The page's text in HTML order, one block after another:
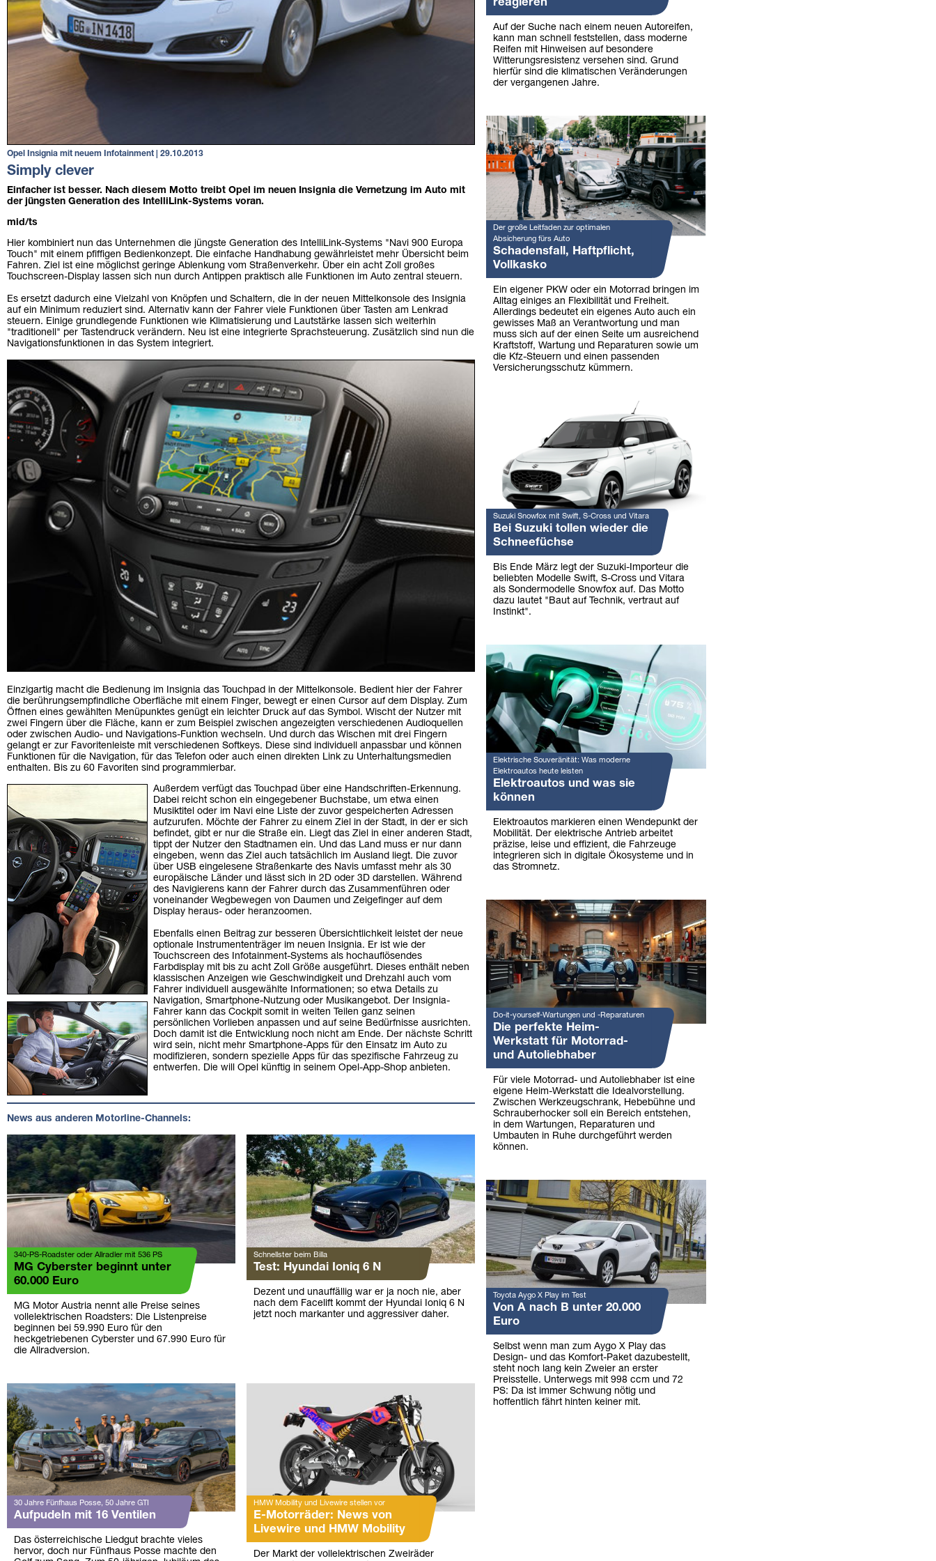
Opel Insignia mit neuem Infotainment | 29.10.2013
Simply clever
Einfacher ist besser. Nach diesem Motto treibt Opel im neuen Insignia die Vernetzung im Auto mit
der jüngsten Generation des IntelliLink-Systems voran.
mid/ts
Hier kombiniert nun das Unternehmen die jüngste Generation des IntelliLink-Systems "Navi 900 Europa
Touch" mit einem pfiffigen Bedienkonzept. Die einfache Handhabung gewährleistet mehr Übersicht beim
Fahren. Ziel ist eine möglichst geringe Ablenkung vom Straßenverkehr. Über ein acht Zoll großes
Touchscreen-Display lassen sich nun durch Antippen praktisch alle Funktionen im Auto zentral steuern.
Es ersetzt dadurch eine Vielzahl von Knöpfen und Schaltern, die in der neuen Mittelkonsole des Insignia
auf ein Minimum reduziert sind. Alternativ kann der Fahrer viele Funktionen über Tasten am Lenkrad
steuern. Einige grundlegende Funktionen wie Klimatisierung und Lautstärke lassen sich weiterhin
"traditionell" per Tastendruck verändern. Neu ist eine integrierte Sprachsteuerung. Zusätzlich sind nun die
Navigationsfunktionen in das System integriert.
Einzigartig macht die Bedienung im Insignia das Touchpad in der Mittelkonsole. Bedient hier der Fahrer
die berührungsempfindliche Oberfläche mit einem Finger, bewegt er einen Cursor auf dem Display. Zum
Öffnen eines gewählten Menüpunktes genügt ein leichter Druck auf das Symbol. Wischt der Nutzer mit
zwei Fingern über die Fläche, kann er zum Beispiel zwischen angezeigten verschiedenen Audioquellen
oder zwischen Audio- und Navigations-Funktion wechseln. Und durch das Wischen mit drei Fingern
gelangt er zur Favoritenleiste mit verschiedenen Softkeys. Diese sind individuell anpassbar und können
Funktionen für die Navigation, für das Telefon oder auch einen direkten Link zu Unterhaltungsmedien
enthalten. Bis zu 60 Favoriten sind programmierbar.
Außerdem verfügt das Touchpad über eine Handschriften-Erkennung.
Dabei reicht schon ein eingegebener Buchstabe, um etwa einen
Musiktitel oder im Navi eine Liste der zuvor gespeicherten Adressen
aufzurufen. Möchte der Fahrer zu einem Ziel in der Stadt, in der er sich
befindet, gibt er nur die Straße ein. Liegt das Ziel in einer anderen Stadt,
tippt der Nutzer den Stadtnamen ein. Und das Land muss er nur dann
eingeben, wenn das Ziel auch tatsächlich im Ausland liegt. Die zuvor
über USB eingelesene Straßenkarte des Navis umfasst mehr als 30
europäische Länder und lässt sich in 2D oder 3D darstellen. Während
des Navigierens kann der Fahrer durch das Zusammenführen oder
voneinander Wegbewegen von Daumen und Zeigefinger auf dem
Display heraus- oder heranzoomen.
Ebenfalls einen Beitrag zur besseren Übersichtlichkeit leistet der neue
optionale Instrumententräger im neuen Insignia. Er ist wie der
Touchscreen des Infotainment-Systems als hochauflösendes
Farbdisplay mit bis zu acht Zoll Größe ausgeführt. Dieses enthält neben
klassischen Anzeigen wie Geschwindigkeit und Drehzahl auch vom
Fahrer individuell ausgewählte Informationen; so etwa Details zu
Navigation, Smartphone-Nutzung oder Musikangebot. Der Insignia-
Fahrer kann das Cockpit somit in weiten Teilen ganz seinen
persönlichen Vorlieben anpassen und auf seine Bedürfnisse ausrichten.
Doch damit ist die Entwicklung noch nicht am Ende. Der nächste Schritt
wird sein, nicht mehr Smartphone-Apps für den Einsatz im Auto zu
modifizieren, sondern spezielle Apps für das spezifische Fahrzeug zu
entwerfen. Die will Opel künftig in seinem Opel-App-Shop anbieten.
News aus anderen Motorline-Channels:
340-PS-Roadster oder Allradler mit 536 PS
MG Cyberster beginnt unter
60.000 Euro
MG Motor Austria nennt alle Preise seines
vollelektrischen Roadsters: Die Listenpreise
beginnen bei 59.990 Euro für den
heckgetriebenen Cyberster und 67.990 Euro für
die Allradversion.
Schnellster beim Billa
Test: Hyundai Ioniq 6 N
Dezent und unauffällig war er ja noch nie, aber
nach dem Facelift kommt der Hyundai Ioniq 6 N
jetzt noch markanter und aggressiver daher.
30 Jahre Fünfhaus Posse, 50 Jahre GTI
Aufpudeln mit 16 Ventilen
Das österreichische Liedgut brachte vieles
hervor, doch nur Fünfhaus Posse machte den
HMW Mobility und Livewire stellen vor
E-Motorräder: News von
Livewire und HMW Mobility
Der Markt der vollelektrischen Zweiräder
reagieren
Auf der Suche nach einem neuen Autoreifen,
kann man schnell feststellen, dass moderne
Reifen mit Hinweisen auf besondere
Witterungsresistenz versehen sind. Grund
hierfür sind die klimatischen Veränderungen
der vergangenen Jahre.
Der große Leitfaden zur optimalen
Absicherung fürs Auto
Schadensfall, Haftpflicht,
Vollkasko
Ein eigener PKW oder ein Motorrad bringen im
Alltag einiges an Flexibilität und Freiheit.
Allerdings bedeutet ein eigenes Auto auch ein
gewisses Maß an Verantwortung und man
muss sich auf der einen Seite um ausreichend
Kraftstoff, Wartung und Reparaturen sowie um
die Kfz-Steuern und einen passenden
Versicherungsschutz kümmern.
Suzuki Snowfox mit Swift, S-Cross und Vitara
Bei Suzuki tollen wieder die
Schneefüchse
Bis Ende März legt der Suzuki-Importeur die
beliebten Modelle Swift, S-Cross und Vitara
als Sondermodelle Snowfox auf. Das Motto
dazu lautet "Baut auf Technik, vertraut auf
Instinkt".
Elektrische Souveränität: Was moderne
Elektroautos heute leisten
Elektroautos und was sie
können
Elektroautos markieren einen Wendepunkt der
Mobilität. Der elektrische Antrieb arbeitet
präzise, leise und effizient, die Fahrzeuge
integrieren sich in digitale Ökosysteme und in
das Stromnetz.
Do-it-yourself-Wartungen und -Reparaturen
Die perfekte Heim-
Werkstatt für Motorrad-
und Autoliebhaber
Für viele Motorrad- und Autoliebhaber ist eine
eigene Heim-Werkstatt die Idealvorstellung.
Zwischen Werkzeugschrank, Hebebühne und
Schrauberhocker soll ein Bereich entstehen,
in dem Wartungen, Reparaturen und
Umbauten in Ruhe durchgeführt werden
können.
Toyota Aygo X Play im Test
Von A nach B unter 20.000
Euro
Selbst wenn man zum Aygo X Play das
Design- und das Komfort-Paket dazubestellt,
steht noch lang kein Zweier an erster
Preisstelle. Unterwegs mit 998 ccm und 72
PS: Da ist immer Schwung nötig und
hoffentlich fährt hinten keiner mit.